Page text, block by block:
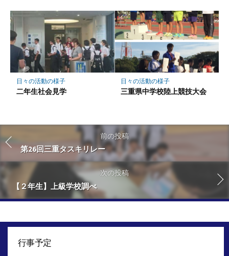
日々の活動の様子
二年生社会見学
日々の活動の様子
三重県中学校陸上競技大会
前の投稿
第26回三重タスキリレー
次の投稿
【２年生】上級学校調べ
行事予定